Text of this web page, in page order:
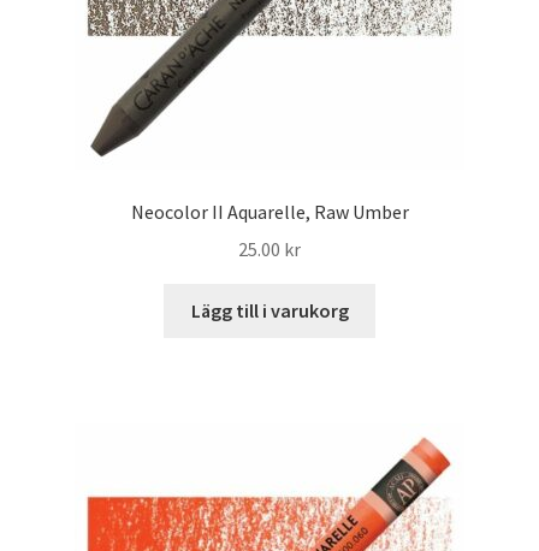
Neocolor II Aquarelle, Raw Umber
25.00 kr
Lägg till i varukorg